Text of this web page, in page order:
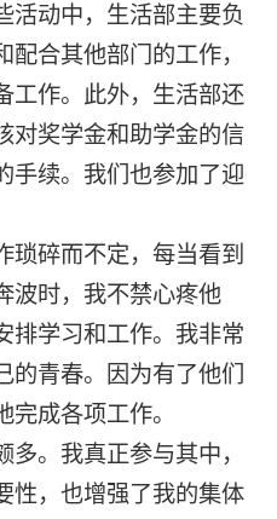
活动中，生活部主要负
合其他部门的工作，
工作。此外，生活部还
对奖学金和助学金的信
手续。我们也参加了迎
琐碎而不定，每当看到
波时，我不禁心疼他
排学习和工作。我非常
的青春。因为有了他们
成各项工作。
。我真正参与其中，
性，也增强了我的集体